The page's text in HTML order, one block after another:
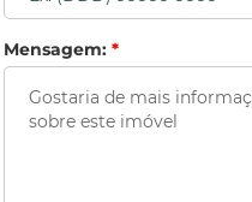
Mensagem:*